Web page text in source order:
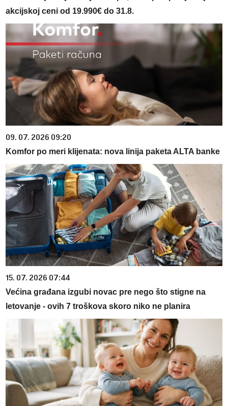
akcijskoj ceni od 19.990€ do 31.8.
09. 07. 2026 09:20
Komfor po meri klijenata: nova linija paketa ALTA banke
15. 07. 2026 07:44
Većina građana izgubi novac pre nego što stigne na
letovanje - ovih 7 troškova skoro niko ne planira